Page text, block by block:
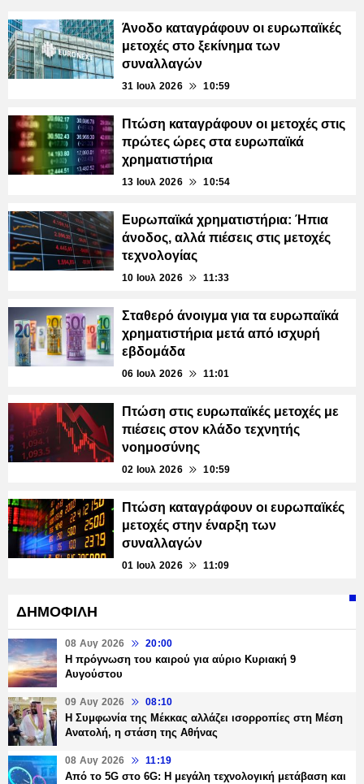
Άνοδο καταγράφουν οι ευρωπαϊκές
μετοχές στο ξεκίνημα των
συναλλαγών
31 Ιουλ 2026 10:59
Πτώση καταγράφουν οι μετοχές στις
πρώτες ώρες στα ευρωπαϊκά
χρηματιστήρια
13 Ιουλ 2026 10:54
Ευρωπαϊκά χρηματιστήρια: Ήπια
άνοδος, αλλά πιέσεις στις μετοχές
τεχνολογίας
10 Ιουλ 2026 11:33
Σταθερό άνοιγμα για τα ευρωπαϊκά
χρηματιστήρια μετά από ισχυρή
εβδομάδα
06 Ιουλ 2026 11:01
Πτώση στις ευρωπαϊκές μετοχές με
πιέσεις στον κλάδο τεχνητής
νοημοσύνης
02 Ιουλ 2026 10:59
Πτώση καταγράφουν οι ευρωπαϊκές
μετοχές στην έναρξη των
συναλλαγών
01 Ιουλ 2026 11:09
ΔΗΜΟΦΙΛΗ
08 Αυγ 2026 20:00
Η πρόγνωση του καιρού για αύριο Κυριακή 9
Αυγούστου
09 Αυγ 2026 08:10
Η Συμφωνία της Μέκκας αλλάζει ισορροπίες στη Μέση
Ανατολή, η στάση της Αθήνας
08 Αυγ 2026 11:19
Από το 5G στο 6G: Η μεγάλη τεχνολογική μετάβαση και